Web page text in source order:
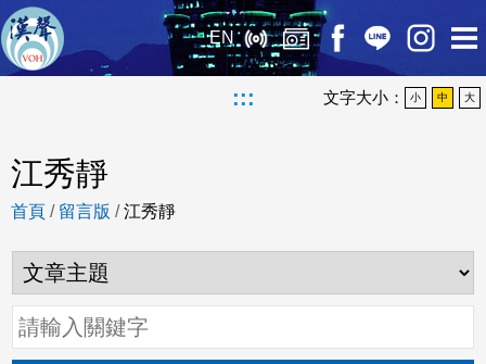
EN
::: 文字大小： 小 中 大
江秀靜
首頁 / 留言版 /江秀靜